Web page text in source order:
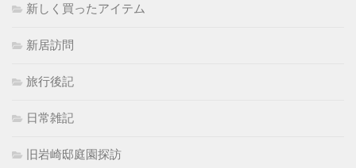
新しく買ったアイテム
新居訪問
旅行後記
日常雑記
旧岩崎邸庭園探訪